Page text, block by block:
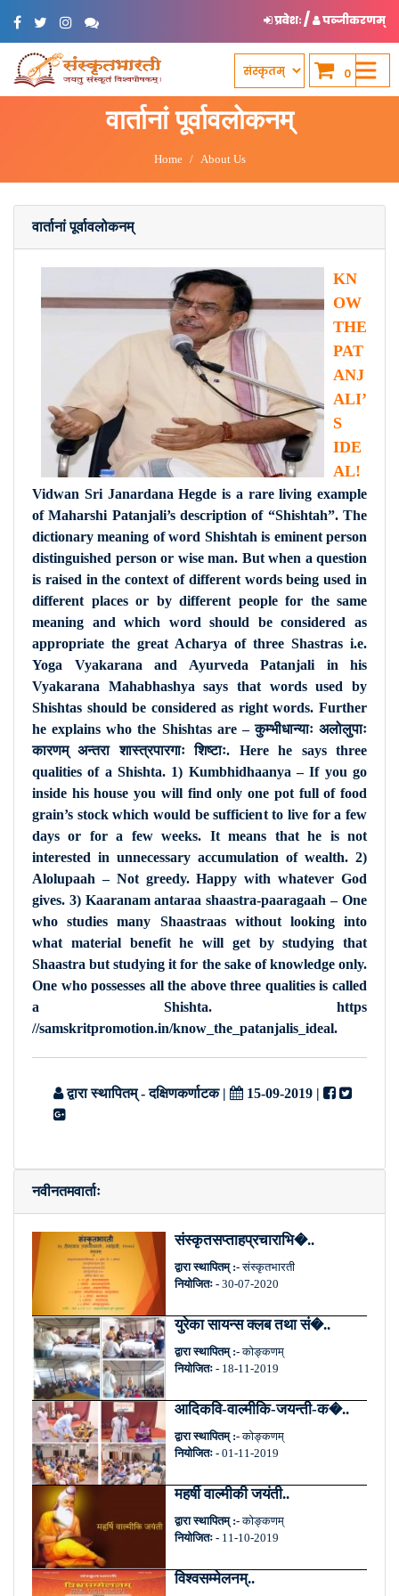
प्रवेशः/ पञ्जीकरणम्
0
वार्तानां पूर्वावलोकनम्
Home About Us
वार्तानां पूर्वावलोकनम्
KN
OW
THE
PAT
ANJ
ALI’
S
IDE
AL!
Vidwan Sri Janardana Hegde is a rare living example
of Maharshi Patanjali’s description of “Shishtah”. The
dictionary meaning of word Shishtah is eminent person
distinguished person or wise man. But when a question
is raised in the context of different words being used in
different places or by different people for the same
meaning and which word should be considered as
appropriate the great Acharya of three Shastras i.e.
Yoga Vyakarana and Ayurveda Patanjali in his
Vyakarana Mahabhashya says that words used by
Shishtas should be considered as right words. Further
he explains who the Shishtas are – कुम्भीधान्याः अलोलुपाः
कारणम् अन्तरा शास्त्रपारगाः शिष्टाः. Here he says three
qualities of a Shishta. 1) Kumbhidhaanya – If you go
inside his house you will find only one pot full of food
grain’s stock which would be sufficient to live for a few
days or for a few weeks. It means that he is not
interested in unnecessary accumulation of wealth. 2)
Alolupaah – Not greedy. Happy with whatever God
gives. 3) Kaaranam antaraa shaastra-paaragaah – One
who studies many Shaastraas without looking into
what material benefit he will get by studying that
Shaastra but studying it for the sake of knowledge only.
One who possesses all the above three qualities is called
a Shishta. https
//samskritpromotion.in/know_the_patanjalis_ideal.
द्वारा स्थापितम् - दक्षिणकर्णाटक 15-09-2019
नवीनतमवार्ताः
संस्कृतसप्ताहप्रचाराभि�..
द्वारा स्थापितम् :-संस्कृतभारती
नियोजितः -30-07-2020
युरेका सायन्स क्लब तथा सं�..
द्वारा स्थापितम् :-कोङ्कणम्
नियोजितः - 18-11-2019
आदिकवि-वाल्मीकि-जयन्ती-क�..
द्वारा स्थापितम् :-कोङ्कणम्
नियोजितः -01-11-2019
महर्षी वाल्मीकी जयंती..
द्वारा स्थापितम् :-कोङ्कणम्
नियोजितः - 11-10-2019
विश्वसम्मेलनम्..